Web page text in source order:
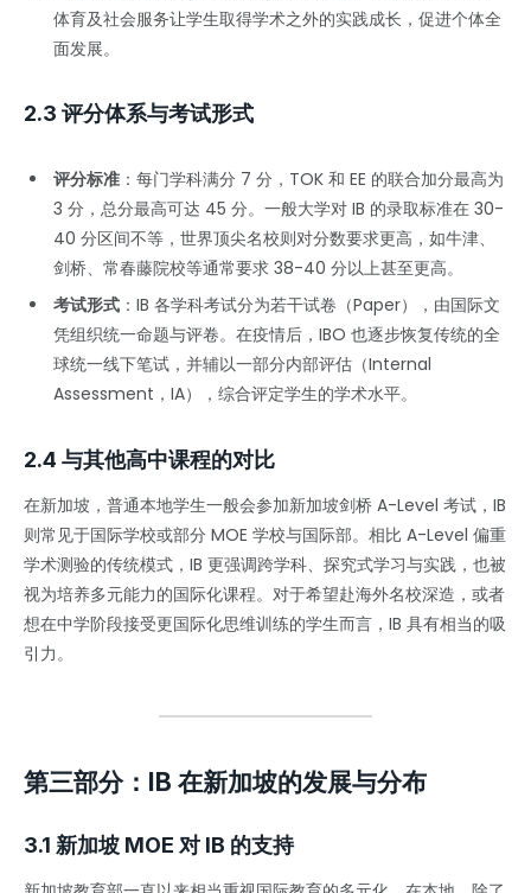
体育及社会服务让学生取得学术之外的实践成长，促进个体全
面发展。
2.3 评分体系与考试形式
评分标准 ：每门学科满分 7 分，TOK 和 EE 的联合加分最高为
3 分，总分最高可达 45 分。一般大学对 IB 的录取标准在 30-
40 分区间不等，世界顶尖名校则对分数要求更高，如牛津、
剑桥、常春藤院校等通常要求 38-40 分以上甚至更高。
考试形式 ：IB 各学科考试分为若干试卷（Paper），由国际文
凭组织统一命题与评卷。在疫情后，IBO 也逐步恢复传统的全
球统一线下笔试，并辅以一部分内部评估（Internal
Assessment，IA），综合评定学生的学术水平。
2.4 与其他高中课程的对比
在新加坡，普通本地学生一般会参加新加坡剑桥 A-Level 考试，IB
则常见于国际学校或部分 MOE 学校与国际部。相比 A-Level 偏重
学术测验的传统模式，IB 更强调跨学科、探究式学习与实践，也被
视为培养多元能力的国际化课程。对于希望赴海外名校深造，或者
想在中学阶段接受更国际化思维训练的学生而言，IB 具有相当的吸
引力。
第三部分：IB 在新加坡的发展与分布
3.1 新加坡 MOE 对 IB 的支持